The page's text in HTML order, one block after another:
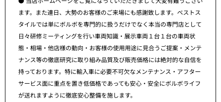
ます。また連日、大勢のお客様のご来場にも感謝致します。ベストス
タイルでは単にボルボを専門的に扱うだけでなく本当の専門店として
日々研修ミーティングを行い車両知識・展示車両１台１台の車両状
態・相場・他店様の動向・お客様の使用用途に見合うご提案・メンテ
ナンス等の徹底研究に取り組み品質及び販売価格には絶対的な自信を
持っております。特に輸入車に必要不可欠なメンテナンス・アフター
サービス面に重点を置き低価格であっても安心・安全にボルボライフ
が送れますように徹底安心整備を施します。